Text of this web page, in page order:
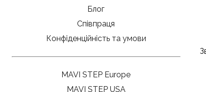
Блог
Співпраця
Конфіденційність та умови
MAVI STEP Europe
MAVI STEP USA